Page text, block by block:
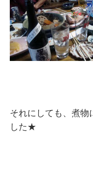
それにしても、煮物
した★